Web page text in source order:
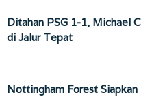
Ditahan PSG 1-1, Michael
di Jalur Tepat
Nottingham Forest